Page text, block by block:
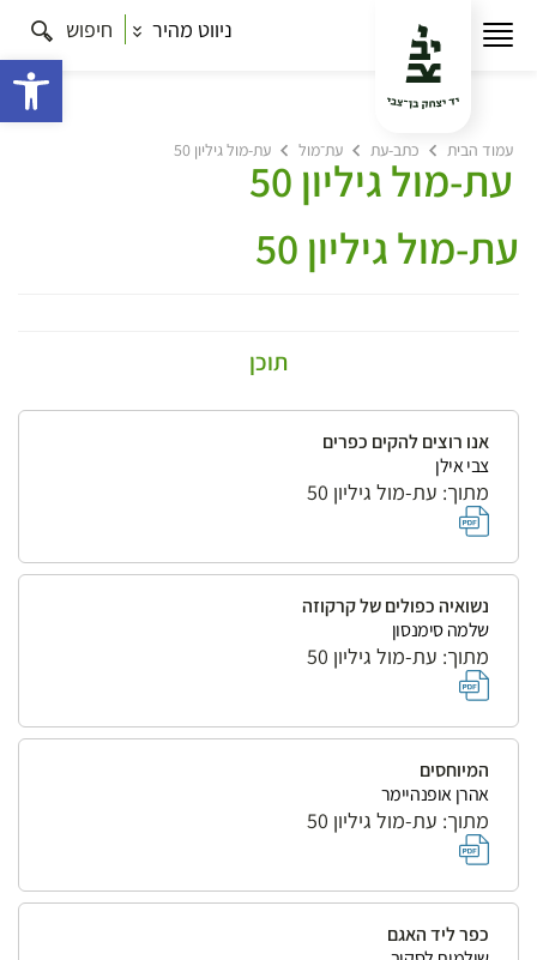
ניווט מהיר חיפוש
עמוד הבית כתב-עת עת־מול עת-מול גיליון 50
עת-מול גיליון 50
עת-מול גיליון 50
תוכן
אנו רוצים להקים כפרים
צבי אילן
מתוך: עת-מול גיליון 50
נשואיה כפולים של קרקוזה
שלמה סימנסון
מתוך: עת-מול גיליון 50
המיוחסים
אהרן אופנהיימר
מתוך: עת-מול גיליון 50
כפר ליד האגם